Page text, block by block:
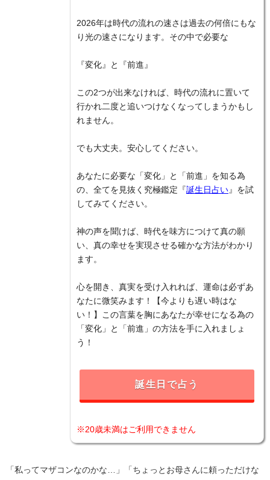
2026年は時代の流れの速さは過去の何倍にもな
り光の速さになります。その中で必要な
『変化』と『前進』
この2つが出来なければ、時代の流れに置いて
行かれ二度と追いつけなくなってしまうかもし
れません。
でも大丈夫。安心してください。
あなたに必要な「変化」と「前進」を知る為
の、全てを見抜く究極鑑定『誕生日占い 』を試
してみてください。
神の声を聞けば、時代を味方につけて真の願
い、真の幸せを実現させる確かな方法がわかり
ます。
心を開き、真実を受け入れれば、運命は必ずあ
なたに微笑みます！【今よりも遅い時はな
い！】この言葉を胸にあなたが幸せになる為の
「変化」と「前進」の方法を手に入れましょ
う！
誕生日で占う
※20歳未満はご利用できません
「私ってマザコンなのかな…」「ちょっとお母さんに頼っただけな